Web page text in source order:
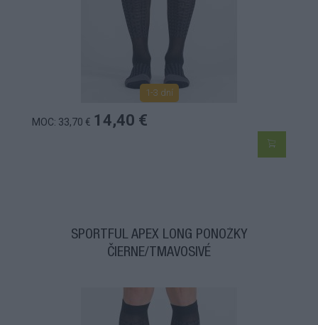
1-3 dní
MOC: 33,70 € 14,40 €
SPORTFUL APEX LONG PONOŽKY
ČIERNE/TMAVOSIVÉ